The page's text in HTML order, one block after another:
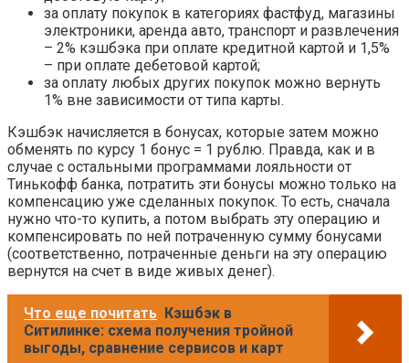
за оплату покупок в категориях фастфуд, магазины
электроники, аренда авто, транспорт и развлечения
– 2% кэшбэка при оплате кредитной картой и 1,5%
– при оплате дебетовой картой;
за оплату любых других покупок можно вернуть
1% вне зависимости от типа карты.
Кэшбэк начисляется в бонусах, которые затем можно
обменять по курсу 1 бонус = 1 рублю. Правда, как и в
случае с остальными программами лояльности от
Тинькофф банка, потратить эти бонусы можно только на
компенсацию уже сделанных покупок. То есть, сначала
нужно что-то купить, а потом выбрать эту операцию и
компенсировать по ней потраченную сумму бонусами
(соответственно, потраченные деньги на эту операцию
вернутся на счет в виде живых денег).
Что еще почитать Кэшбэк в
Ситилинке: схема получения тройной
выгоды, сравнение сервисов и карт